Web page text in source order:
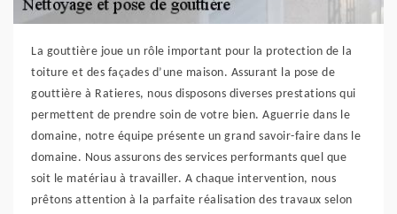
La gouttière joue un rôle important pour la protection de la
toiture et des façades d’une maison. Assurant la pose de
gouttière à Ratieres, nous disposons diverses prestations qui
permettent de prendre soin de votre bien. Aguerrie dans le
domaine, notre équipe présente un grand savoir-faire dans le
domaine. Nous assurons des services performants quel que
soit le matériau à travailler. A chaque intervention, nous
prêtons attention à la parfaite réalisation des travaux selon